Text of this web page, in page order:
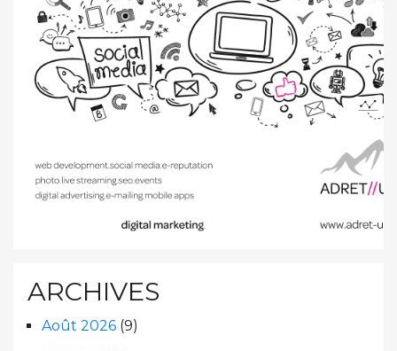
ARCHIVES
Août 2026 (9)